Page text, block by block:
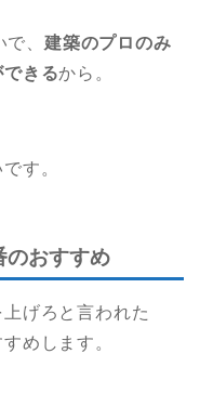
、 建築のプロのみ
できるから。
す。
のおすすめ
げろと言われた
めします。